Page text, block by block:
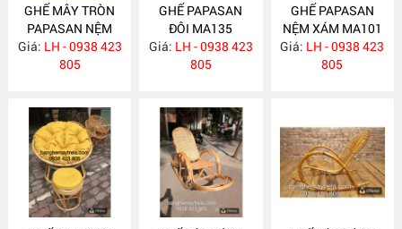
GHẾ MÂY TRÒN
PAPASAN NỆM
XANH COBAN
MA136
Giá: LH - 0938 423
805
GHẾ PAPASAN
ĐÔI MA135
Giá: LH - 0938 423
805
GHẾ PAPASAN
NỆM XÁM MA101
Giá: LH - 0938 423
805